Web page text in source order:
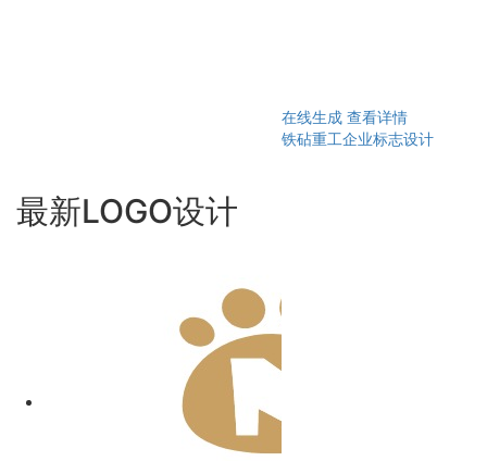
在线生成 查看详情
铁砧重工企业标志设计
最新LOGO设计